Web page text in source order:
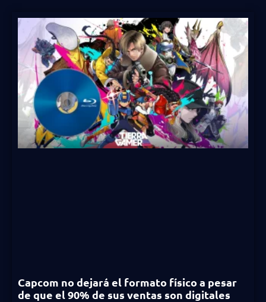
Capcom no dejará el formato físico a pesar
de que el 90% de sus ventas son digitales